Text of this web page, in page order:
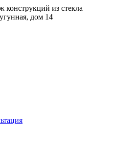
конструкций из стекла
дом 14